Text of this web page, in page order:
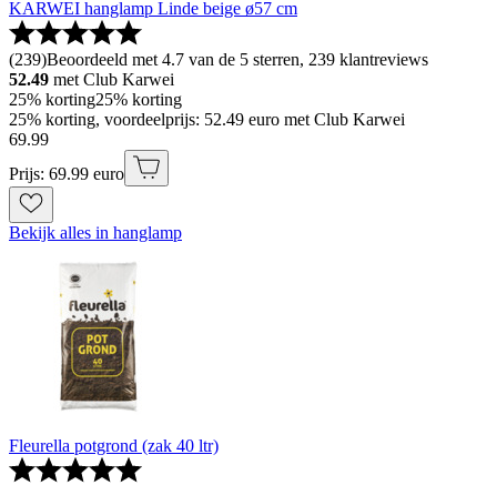
KARWEI hanglamp Linde beige ø57 cm
(239)Beoordeeld met 4.7 van de 5 sterren, 239 klantreviews
52.49 met Club Karwei
25% korting25% korting
25% korting, voordeelprijs: 52.49 euro met Club Karwei
69.99
Prijs: 69.99 euro
Bekijk alles in hanglamp
Fleurella potgrond (zak 40 ltr)